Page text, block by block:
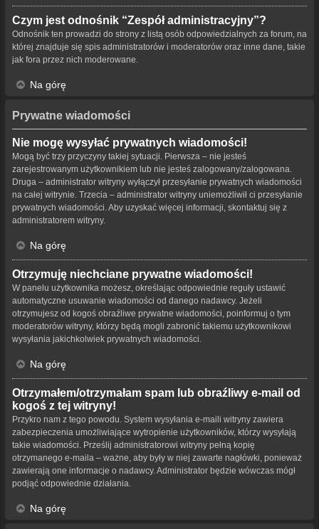
Czym jest odnośnik “Zespół administracyjny”?
Odnośnik ten prowadzi do strony z listą osób odpowiedzialnych za forum, na
której znajduje się spis administratorów i moderatorów oraz inne dane, takie
jak fora przez nich moderowane.
Na górę
Prywatne wiadomości
Nie mogę wysyłać prywatnych wiadomości!
Mogą być trzy przyczyny takiej sytuacji. Pierwsza – nie jesteś
zarejestrowanym użytkownikiem lub nie jesteś zalogowany/zalogowana.
Druga – administrator witryny wyłączył przesyłanie prywatnych wiadomości
na całej witrynie. Trzecia – administrator witryny uniemożliwił ci przesyłanie
prywatnych wiadomości. Aby uzyskać więcej informacji, skontaktuj się z
administratorem witryny.
Na górę
Otrzymuję niechciane prywatne wiadomości!
W panelu użytkownika możesz, określając odpowiednie reguły ustawić
automatyczne usuwanie wiadomości od danego nadawcy. Jeżeli
otrzymujesz od kogoś obraźliwe prywatne wiadomości, poinformuj o tym
moderatorów witryny, którzy będą mogli zabronić takiemu użytkownikowi
wysyłania jakichkolwiek prywatnych wiadomości.
Na górę
Otrzymałem/otrzymałam spam lub obraźliwy e-mail od
kogoś z tej witryny!
Przykro nam z tego powodu. System wysyłania e-maili witryny zawiera
zabezpieczenia umożliwiające wytropienie użytkowników, którzy wysyłają
takie wiadomości. Prześlij administratorowi witryny pełną kopię
otrzymanego e-maila – ważne, aby były w niej zawarte nagłówki, ponieważ
zawierają one informacje o nadawcy. Administrator będzie wówczas mógł
podjąć odpowiednie działania.
Na górę